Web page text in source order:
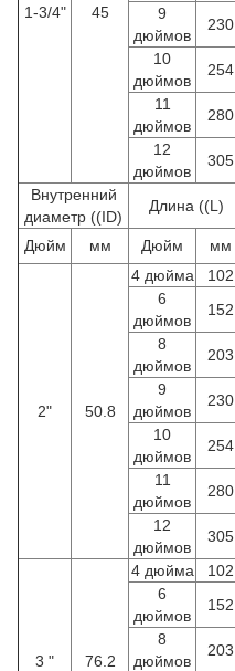
1-3/4" 45
9
дюймов
230
10
дюймов
254
11
дюймов
280
12
дюймов
305
Внутренний
диаметр ((ID)
Длина ((L)
Дюйм мм Дюйм мм
2" 50.8
4 дюйма 102
6
дюймов
152
8
дюймов
203
9
дюймов
230
10
дюймов
254
11
дюймов
280
12
дюймов
305
3 " 76.2
4 дюйма
102
6
дюймов
152
8
дюймов
203